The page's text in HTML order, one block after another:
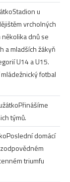
Stadion u
vrcholných
dnů se
a mladších žákyň
U14 a U15.
fotbal
Přinášíme
týmů.
Poslední domácí
triumfu